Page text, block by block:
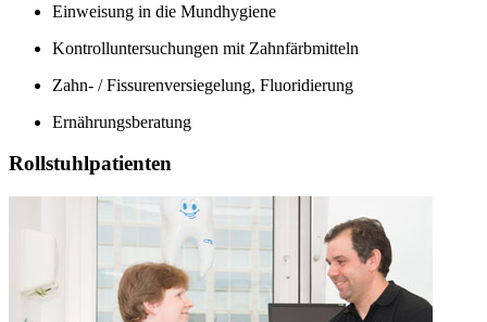
Einweisung in die Mundhygiene
Kontrolluntersuchungen mit Zahnfärbmitteln
Zahn- / Fissurenversiegelung, Fluoridierung
Ernährungsberatung
Rollstuhlpatienten